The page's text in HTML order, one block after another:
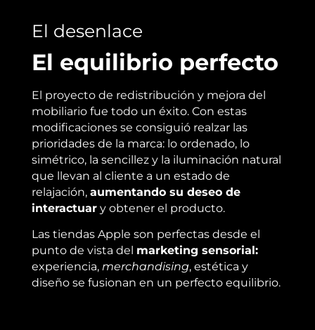
El desenlace
El equilibrio perfecto
El proyecto de redistribución y mejora del
mobiliario fue todo un éxito. Con estas
modificaciones se consiguió realzar las
prioridades de la marca: lo ordenado, lo
simétrico, la sencillez y la iluminación natural
que llevan al cliente a un estado de
relajación, aumentando su deseo de
interactuary obtener el producto.
Las tiendas Apple son perfectas desde el
punto de vista del marketing sensorial:
experiencia, merchandising, estética y
diseño se fusionan en un perfecto equilibrio.